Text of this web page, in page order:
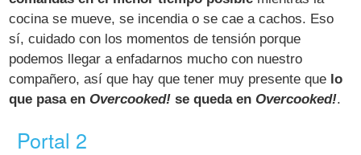
cocina se mueve, se incendia o se cae a cachos. Eso
sí, cuidado con los momentos de tensión porque
podemos llegar a enfadarnos mucho con nuestro
compañero, así que hay que tener muy presente que lo
que pasa enOvercooked! se queda enOvercooked!.
Portal 2